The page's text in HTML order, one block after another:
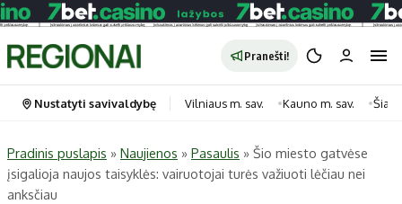
Pranešti!
Portalas Kategorijos
Nustatyti savivaldybę Vilniaus m. sav. Kauno m. sav.
Pradinis puslapis » Naujienos » Pasaulis » Šio miesto gatvėse
įsigalioja naujos taisyklės: vairuotojai turės važiuoti lėčiau nei
anksčiau